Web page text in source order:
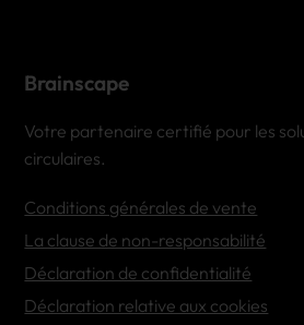
Brainscape
Votre partenaire certifié pour les
circulaires.
Conditions générales de vente
La clause de non-responsabilité
Déclaration de confidentialité
Déclaration relative aux cookies